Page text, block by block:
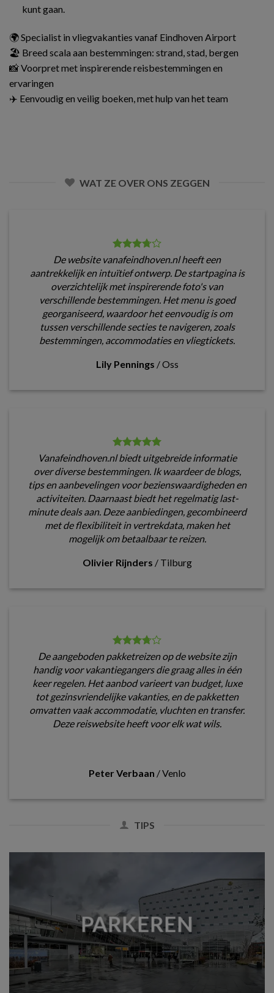
kunt gaan.
🌍 Specialist in vliegvakanties vanaf Eindhoven Airport
🏖️ Breed scala aan bestemmingen: strand, stad, bergen
📸 Voorpret met inspirerende reisbestemmingen en
ervaringen
✈️ Eenvoudig en veilig boeken, met hulp van het team
WAT ZE OVER ONS ZEGGEN
De website vanafeindhoven.nl heeft een
aantrekkelijk en intuïtief ontwerp. De startpagina is
overzichtelijk met inspirerende foto's van
verschillende bestemmingen. Het menu is goed
georganiseerd, waardoor het eenvoudig is om
tussen verschillende secties te navigeren, zoals
bestemmingen, accommodaties en vliegtickets.
Lily Pennings /Oss
Vanafeindhoven.nl biedt uitgebreide informatie
over diverse bestemmingen. Ik waardeer de blogs,
tips en aanbevelingen voor bezienswaardigheden en
activiteiten. Daarnaast biedt het regelmatig last-
minute deals aan. Deze aanbiedingen, gecombineerd
met de flexibiliteit in vertrekdata, maken het
mogelijk om betaalbaar te reizen.
Olivier Rijnders / Tilburg
De aangeboden pakketreizen op de website zijn
handig voor vakantiegangers die graag alles in één
keer regelen. Het aanbod varieert van budget, luxe
tot gezinsvriendelijke vakanties, en de pakketten
omvatten vaak accommodatie, vluchten en transfer.
Deze reiswebsite heeft voor elk wat wils.
Peter Verbaan /Venlo
TIPS
PARKEREN